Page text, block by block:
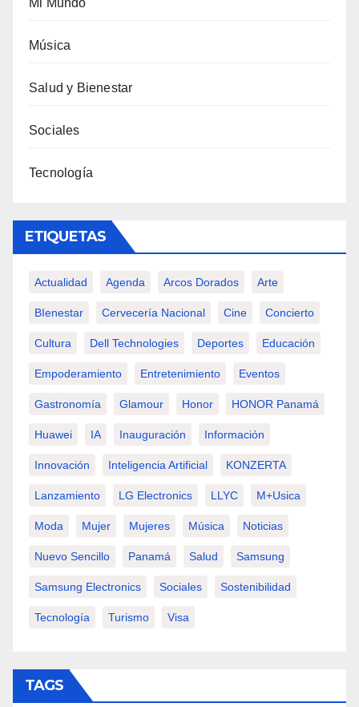
Mi Mundo
Música
Salud y Bienestar
Sociales
Tecnología
ETIQUETAS
Actualidad Agenda Arcos Dorados Arte
BIenestar Cervecería Nacional Cine Concierto
Cultura Dell Technologies Deportes Educación
Empoderamiento Entretenimiento Eventos
Gastronomía Glamour Honor HONOR Panamá
Huawei IA Inauguración Información
Innovación Inteligencia Artificial KONZERTA
Lanzamiento LG Electronics LLYC M+usica
Moda Mujer Mujeres Música Noticias
Nuevo Sencillo Panamá Salud Samsung
Samsung Electronics Sociales Sostenibilidad
Tecnología Turismo Visa
TAGS